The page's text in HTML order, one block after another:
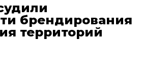
брендирования
территорий